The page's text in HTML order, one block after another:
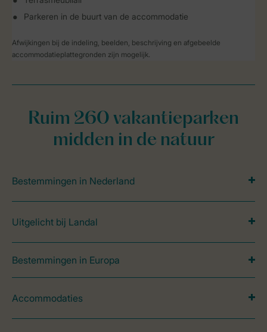
Parkeren in de buurt van de accommodatie
Afwijkingen bij de indeling, beelden, beschrijving en afgebeelde
accommodatieplattegronden zijn mogelijk.
Ruim 260 vakantieparken
midden in de natuur
Bestemmingen in Nederland
Uitgelicht bij Landal
Bestemmingen in Europa
Accommodaties